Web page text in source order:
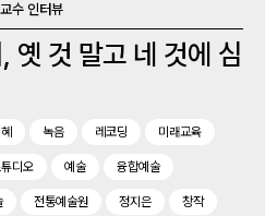
수 인터뷰
옛 것 말고 네 것에 심
녹음 레코딩 미래교육
디오 예술 융합예술
전통예술원 정지은 창작